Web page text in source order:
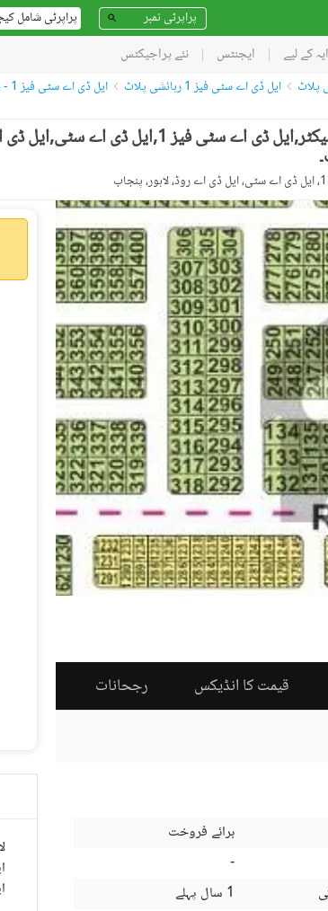
پراپرٹی شامل
کے لیے ایجنٹس نئے پراجیکٹس
پلاٹ ایل ڈی اے سٹی فیز 1 رہائشی پلاٹ ایل ڈی اے سٹی فیز 1 - جناح سیکٹر رہائشی پلاٹ
ایل ڈی اے سٹی فیز 1 ۔ بلاک ایم ایل ڈی اے سٹی فیز 1 - جناح سیکٹر,ایل ڈی اے سٹی فیز 1,ایل ڈی اے
قیمت کا انڈیکس رجحانات
برائے فروخت
-
1 سال پہلے